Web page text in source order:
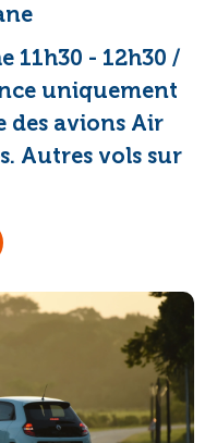
11h30 - 12h30 /
uniquement
des avions Air
Autres vols sur